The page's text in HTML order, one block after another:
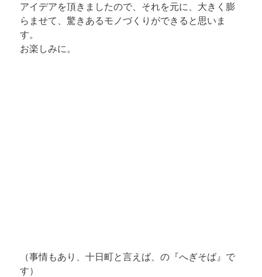
アイデアを頂きましたので、それを元に、大きく膨
らませて、驚きあるモノづくりができると思いま
す。
お楽しみに。
（事情もあり、十日町と言えば、の『へぎそば』で
す）